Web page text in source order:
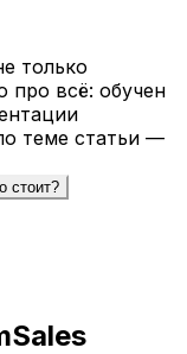
только
про всё: обучен
теме статьи —
стоит?